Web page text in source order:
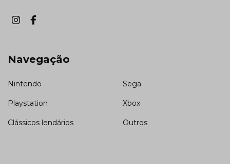
Navegação
Nintendo Sega
Playstation Xbox
Clássicos lendários Outros